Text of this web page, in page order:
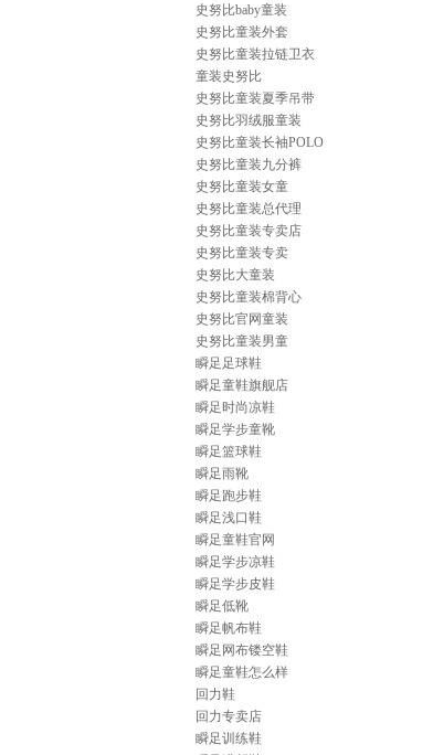
史努比baby童装
史努比童装外套
史努比童装拉链卫衣
童装史努比
史努比童装夏季吊带
史努比羽绒服童装
史努比童装长袖POLO
史努比童装九分裤
史努比童装女童
史努比童装总代理
史努比童装专卖店
史努比童装专卖
史努比大童装
史努比童装棉背心
史努比官网童装
史努比童装男童
瞬足足球鞋
瞬足童鞋旗舰店
瞬足时尚凉鞋
瞬足学步童靴
瞬足篮球鞋
瞬足雨靴
瞬足跑步鞋
瞬足浅口鞋
瞬足童鞋官网
瞬足学步凉鞋
瞬足学步皮鞋
瞬足低靴
瞬足帆布鞋
瞬足网布镂空鞋
瞬足童鞋怎么样
回力鞋
回力专卖店
瞬足训练鞋